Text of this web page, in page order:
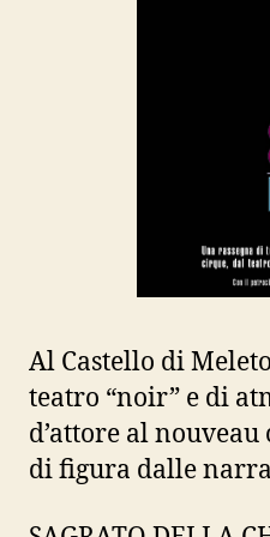
Al Castello di
teatro “noir” e di
d’attore al
di figura dalle